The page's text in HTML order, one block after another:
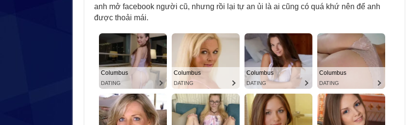
anh mở facebook người cũ, nhưng rồi lại tự an ủi là ai cũng có quá khứ nên để anh
được thoải mái.